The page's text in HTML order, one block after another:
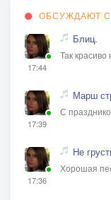
ОБСУЖДАЮТ
17:44
Блиц.
Так
17:39
Марш
С
17:36
Не
Хорошая